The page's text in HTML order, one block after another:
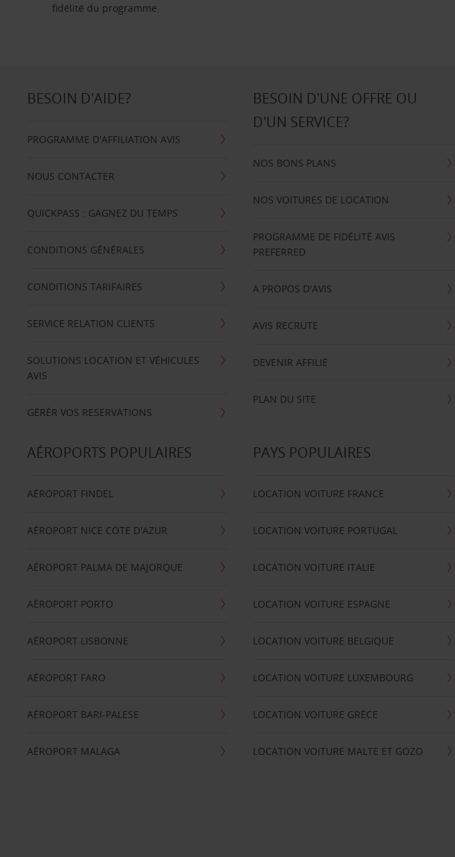
fidélité du programme.
BESOIN D'AIDE?
PROGRAMME D'AFFILIATION AVIS
NOUS CONTACTER
QUICKPASS : GAGNEZ DU TEMPS
CONDITIONS GÉNÉRALES
CONDITIONS TARIFAIRES
SERVICE RELATION CLIENTS
SOLUTIONS LOCATION ET VÉHICULES
AVIS
GÉRÉR VOS RESERVATIONS
BESOIN D'UNE OFFRE OU
D'UN SERVICE?
NOS BONS PLANS
NOS VOITURES DE LOCATION
PROGRAMME DE FIDÉLITÉ AVIS
PREFERRED
A PROPOS D'AVIS
AVIS RECRUTE
DEVENIR AFFILIÉ
PLAN DU SITE
AÉROPORTS POPULAIRES
AÉROPORT FINDEL
AÉROPORT NICE CÖTE D'AZUR
AÉROPORT PALMA DE MAJORQUE
AÉROPORT PORTO
AÉROPORT LISBONNE
AÉROPORT FARO
AÉROPORT BARI-PALESE
AÉROPORT MALAGA
PAYS POPULAIRES
LOCATION VOITURE FRANCE
LOCATION VOITURE PORTUGAL
LOCATION VOITURE ITALIE
LOCATION VOITURE ESPAGNE
LOCATION VOITURE BELGIQUE
LOCATION VOITURE LUXEMBOURG
LOCATION VOITURE GRÈCE
LOCATION VOITURE MALTE ET GOZO